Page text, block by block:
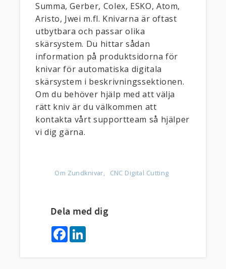
Summa, Gerber, Colex, ESKO, Atom,
Aristo, Jwei m.fl. Knivarna är oftast
utbytbara och passar olika
skärsystem. Du hittar sådan
information på produktsidorna för
knivar för automatiska digitala
skärsystem i beskrivningssektionen.
Om du behöver hjälp med att välja
rätt kniv är du välkommen att
kontakta vårt supportteam så hjälper
vi dig gärna.
Om Zundknivar CNC Digital Cutting
Dela med dig
F
a